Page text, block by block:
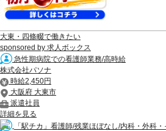
大東・四條畷で働きたい
sponsored by 求人ボックス
急性期病院での看護師業務/高時給
株式会社パソナ
時給2,450円
大阪府 大東市
派遣社員
詳細を見る
「駅チカ」看護師/残業ほぼなし/内科・外科